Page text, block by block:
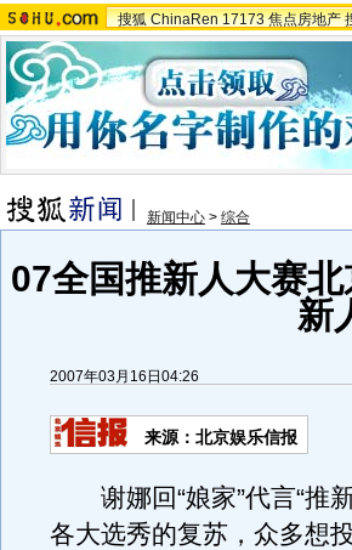
搜狐 ChinaRen 17173 焦点房地产
新闻中心 > 综合
07全国推新人大赛
新
2007年03月16日04:26
来源：北京娱乐信报
谢娜回“娘家”代言“推
各大选秀的复苏，众多想